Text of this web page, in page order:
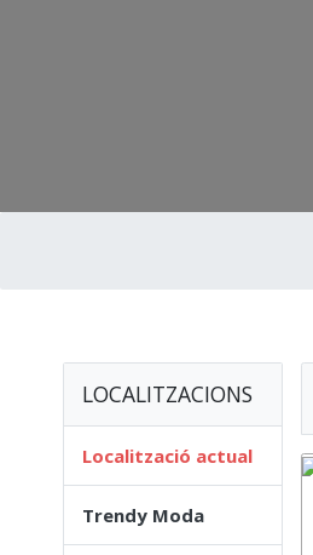
LOCALITZACIONS
Localització actual
Trendy Moda